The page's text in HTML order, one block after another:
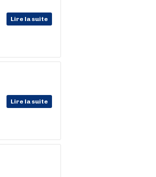
Lire la suite
Lire la suite